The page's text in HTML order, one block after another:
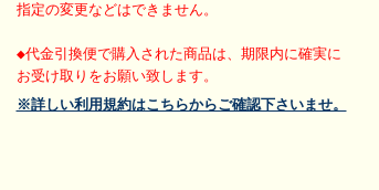
指定の変更などはできません。
◆代金引換便で購入された商品は、期限内に確実に
お受け取りをお願い致します。
※詳しい利用規約はこちらからご確認下さいませ。